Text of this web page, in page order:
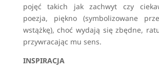
pojęć takich jak zachwyt czy
poezja, piękno (symbolizowane
wstążkę), choć wydają się zbędne,
przywracając mu sens.
INSPIRACJA